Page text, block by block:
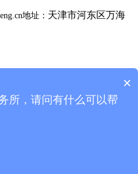
地址： 天津市河东区万海
×
所，请问有什么可以帮
律师